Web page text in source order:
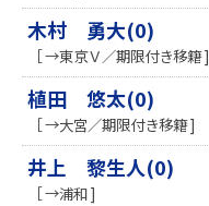
木村 勇大(0)
［ →東京Ｖ／期限付き移籍 ]
植田 悠太(0)
［ →大宮／期限付き移籍 ]
井上 黎生人(0)
［ →浦和 ]